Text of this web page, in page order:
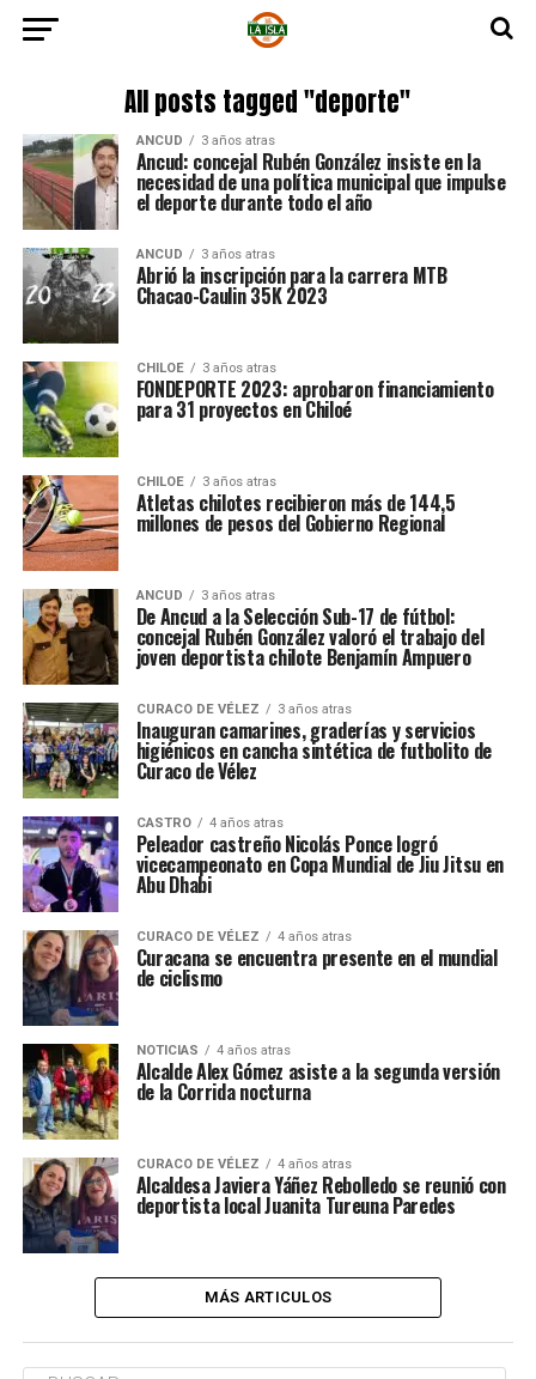
All posts tagged "deporte"
ANCUD 3 años atras
Ancud: concejal Rubén González insiste en la
necesidad de una política municipal que impulse
el deporte durante todo el año
ANCUD 3 años atras
Abrió la inscripción para la carrera MTB
Chacao-Caulin 35K 2023
CHILOE 3 años atras
FONDEPORTE 2023: aprobaron financiamiento
para 31 proyectos en Chiloé
CHILOE 3 años atras
Atletas chilotes recibieron más de 144,5
millones de pesos del Gobierno Regional
ANCUD 3 años atras
De Ancud a la Selección Sub-17 de fútbol:
concejal Rubén González valoró el trabajo del
joven deportista chilote Benjamín Ampuero
CURACO DE VÉLEZ 3 años atras
Inauguran camarines, graderías y servicios
higiénicos en cancha sintética de futbolito de
Curaco de Vélez
CASTRO 4 años atras
Peleador castreño Nicolás Ponce logró
vicecampeonato en Copa Mundial de Jiu Jitsu en
Abu Dhabi
CURACO DE VÉLEZ 4 años atras
Curacana se encuentra presente en el mundial
de ciclismo
NOTICIAS 4 años atras
Alcalde Alex Gómez asiste a la segunda versión
de la Corrida nocturna
CURACO DE VÉLEZ 4 años atras
Alcaldesa Javiera Yáñez Rebolledo se reunió con
deportista local Juanita Tureuna Paredes
MÁS ARTICULOS